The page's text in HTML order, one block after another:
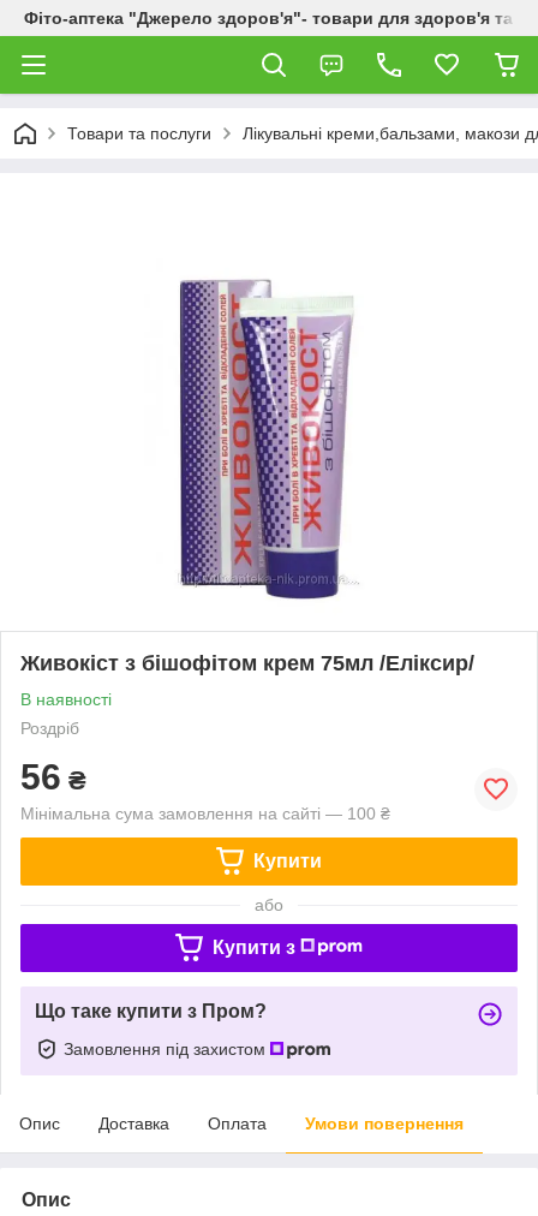
Фіто-аптека "Джерело здоров'я"- товари для здоров'я та
Товари та послуги Лікувальні креми,бальзами, макози
Живокіст з бішофітом крем 75мл /Еліксир/
В наявності
Роздріб
56 ₴
Мінімальна сума замовлення на сайті — 100 ₴
Купити
або
Купити з
Що таке купити з Пром?
Замовлення під захистом
Опис Доставка Оплата Умови повернення
Опис